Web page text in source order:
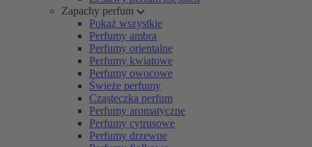
Zapachy perfum
Pokaż wszystkie
Perfumy ambra
Perfumy orientalne
Perfumy kwiatowe
Perfumy owocowe
Świeże perfumy
Cząsteczka perfum
Perfumy aromatyczne
Perfumy cytrusowe
Perfumy drzewne